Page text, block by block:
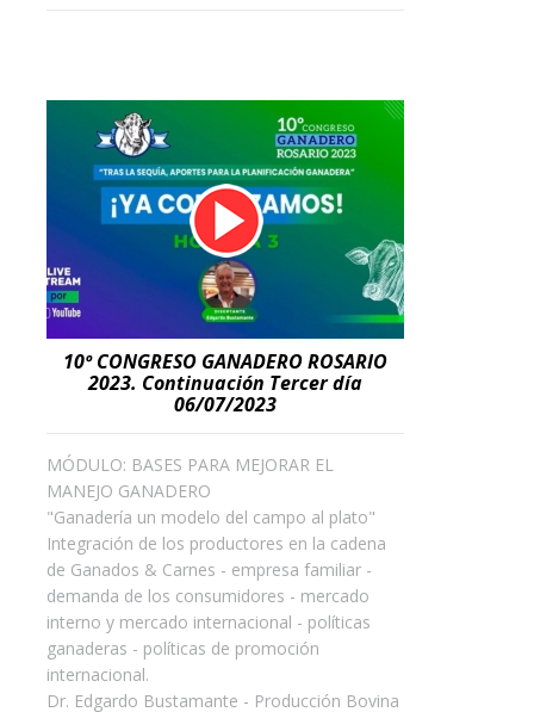
10º CONGRESO GANADERO ROSARIO
2023. Continuación Tercer día
06/07/2023
MÓDULO: BASES PARA MEJORAR EL
MANEJO GANADERO
"Ganadería un modelo del campo al plato"
Integración de los productores en la cadena
de Ganados & Carnes - empresa familiar -
demanda de los consumidores - mercado
interno y mercado internacional - políticas
ganaderas - políticas de promoción
internacional.
Dr. Edgardo Bustamante - Producción Bovina